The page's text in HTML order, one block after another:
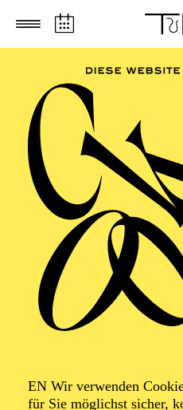
Zum Hauptinhalt springen
EN Wir verwenden
für Sie möglichst sicher,
PHILHARMONIE ESSEN
Friday
04.09.2026
20:00 - 23:00
Alfried Krupp Saal
Organiser: Theater-, Konzert-
HOFNER GMBH